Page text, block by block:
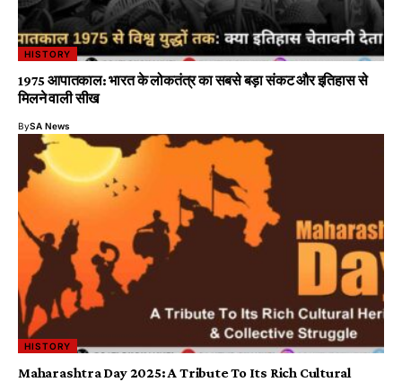
HISTORY
1975 आपातकाल: भारत के लोकतंत्र का सबसे बड़ा संकट और इतिहास से
मिलने वाली सीख
BySA News
HISTORY
Maharashtra Day 2025: A Tribute To Its Rich Cultural